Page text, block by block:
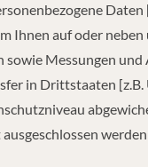
Daten
Ihnen auf oder neben
Messungen und
in Drittstaaten [z.B.